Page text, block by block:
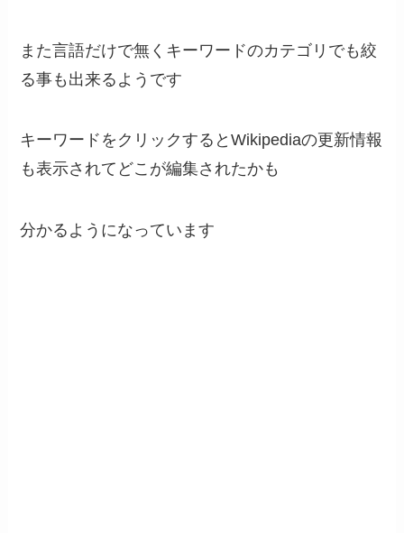
また言語だけで無くキーワードのカテゴリでも絞
る事も出来るようです
キーワードをクリックするとWikipediaの更新情報
も表示されてどこが編集されたかも
分かるようになっています